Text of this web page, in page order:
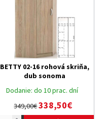
Dodanie: do 10 prac. dní
BETTY 02-16 rohová skriňa,
dub sonoma
349,00€338,50€